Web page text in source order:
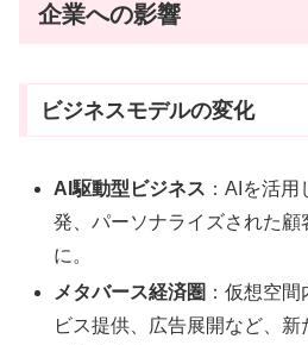
企業への影響
ビジネスモデルの変化
AI駆動型ビジネス ：AIを活
発、パーソナライズされた
に。
メタバース経済圏 ：仮想空
ビス提供、広告展開など、